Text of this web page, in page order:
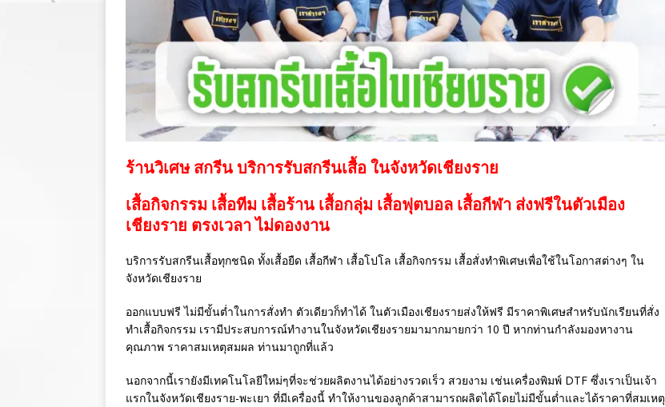
ร้านวิเศษ สกรีน บริการรับสกรีนเสื้อ ในจังหวัดเชียงราย
เสื้อกิจกรรม เสื้อทีม เสื้อร้าน เสื้อกลุ่ม เสื้อฟุตบอล เสื้อกีฬา ส่งฟรีในตัวเมือง
เชียงราย ตรงเวลา ไม่ดองงาน
บริการรับสกรีนเสื้อทุกชนิด ทั้งเสื้อยืด เสื้อกีฬา เสื้อโปโล เสื้อกิจกรรม เสื้อสั่งทำพิเศษเพื่อใช้ในโอกาสต่างๆ ใน
จังหวัดเชียงราย
ออกแบบฟรี ไม่มีขั้นต่ำในการสั่งทำ ตัวเดียวก็ทำได้ ในตัวเมืองเชียงรายส่งให้ฟรี มีราคาพิเศษสำหรับนักเรียนที่สั่ง
ทำเสื้อกิจกรรม เรามีประสบการณ์ทำงานในจังหวัดเชียงรายมามากมายกว่า 10 ปี หากท่านกำลังมองหางาน
คุณภาพ ราคาสมเหตุสมผล ท่านมาถูกที่แล้ว
นอกจากนี้เรายังมีเทคโนโลยีใหม่ๆที่จะช่วยผลิตงานได้อย่างรวดเร็ว สวยงาม เช่นเครื่องพิมพ์ DTF ซึ่งเราเป็นเจ้า
แรกในจังหวัดเชียงราย-พะเยา ที่มีเครื่องนี้ ทำให้งานของลูกค้าสามารถผลิตได้โดยไม่มีขั้นต่ำและได้ราคาที่สมเหตุ